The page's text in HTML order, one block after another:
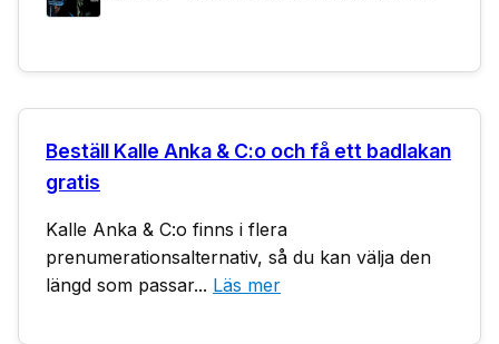
Beställ Kalle Anka & C:o och få ett badlakan
gratis
Kalle Anka & C:o finns i flera
prenumerationsalternativ, så du kan välja den
längd som passar... Läs mer